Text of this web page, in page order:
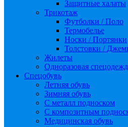
Защитные халаты
Трикотаж
Футболки / Поло
Термобелье
Носки / Портянки
Толстовки /
Жилеты
Одноразовая
Спецобувь
Летняя обувь
Зимняя обувь
С металл подноском
С композитным
Медицинская обувь